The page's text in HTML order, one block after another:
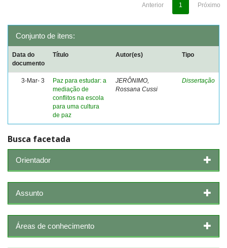
Anterior 1 Próximo
Conjunto de itens:
Data do
documento
Título Autor(es) Tipo
3-Mar- 3
Paz para estudar: a
mediação de
conflitos na escola
para uma cultura
de paz
JERÔNIMO,
Rossana Cussi
Dissertação
Busca facetada
Orientador
Assunto
Áreas de conhecimento